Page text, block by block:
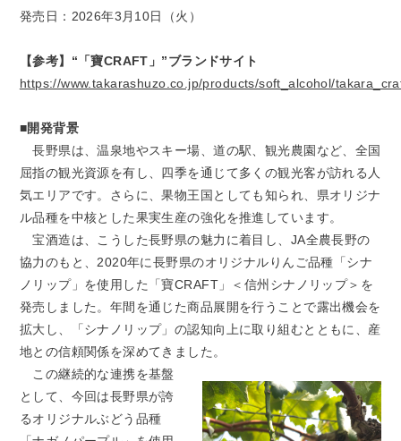
発売日：2026年3月10日（火）
【参考】“「寶CRAFT」”ブランドサイト
https://www.takarashuzo.co.jp/products/soft_alcohol/
■開発背景
長野県は、温泉地やスキー場、道の駅、観光農園など、全国
屈指の観光資源を有し、四季を通じて多くの観光客が訪れる人
気エリアです。さらに、果物王国としても知られ、県オリジナ
ル品種を中核とした果実生産の強化を推進しています。
宝酒造は、こうした長野県の魅力に着目し、JA全農長野の
協力のもと、2020年に長野県のオリジナルりんご品種「シナ
ノリップ」を使用した「寶CRAFT」＜信州シナノリップ＞を
発売しました。年間を通じた商品展開を行うことで露出機会を
拡大し、「シナノリップ」の認知向上に取り組むとともに、産
地との信頼関係を深めてきました。
この継続的な連携を基盤
として、今回は長野県が誇
るオリジナルぶどう品種